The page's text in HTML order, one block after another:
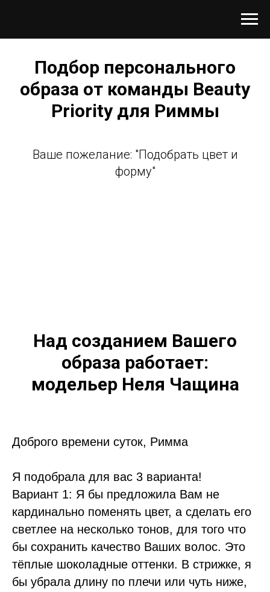
Подбор персонального
образа от команды Beauty
Priority для Риммы
Ваше пожелание: "Подобрать цвет и
форму"
Над созданием Вашего
образа работает:
модельер Неля Чащина
Доброго времени суток, Римма
Я подобрала для вас 3 варианта!
Вариант 1: Я бы предложила Вам не
кардинально поменять цвет, а сделать его
светлее на несколько тонов, для того что
бы сохранить качество Ваших волос. Это
тёплые шоколадные оттенки. В стрижке, я
бы убрала длину по плечи или чуть ниже,